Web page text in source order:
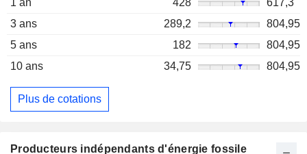
1 an
428
617,3
3 ans
289,2
804,95
5 ans
182
804,95
10 ans
34,75 804,95
Plus de cotations
Producteurs indépendants d'énergie fossile